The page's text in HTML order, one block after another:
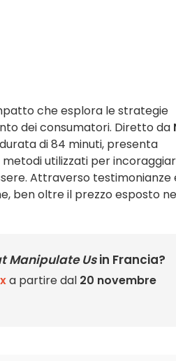
che esplora le strategie
dei consumatori. Diretto da
di 84 minuti, presenta
utilizzati per
Attraverso testimonianze
ben oltre il prezzo esposto
Manipulate Usin Francia?
a partire dal 20 novembre